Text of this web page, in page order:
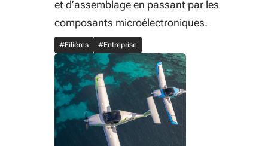
et d’assemblage en passant par les
composants microélectroniques.
#Filières #Entreprise